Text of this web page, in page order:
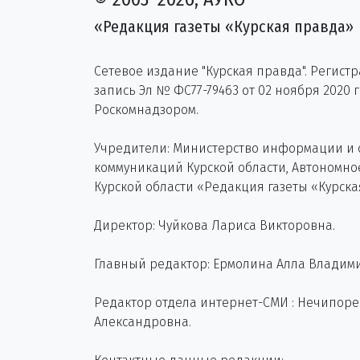
«Редакция газеты «Курская правда»
Сетевое издание "Курская правда".
запись Эл № ФС77-79463 от 02 ноября 2020
Роскомнадзором.
Учредители: Министерство информации и
коммуникаций Курской области,
Курской области «Редакция газеты
Директор: Чуйкова Лариса Викторовна.
Главный редактор: Ермолина Алла
Редактор отдела интернет-СМИ :
Александровна.